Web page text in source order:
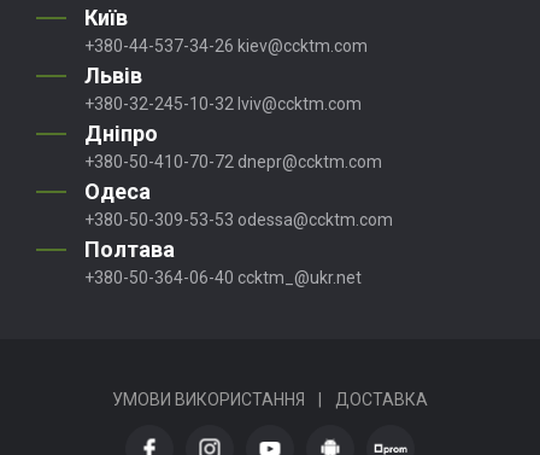
Київ
+380-44-537-34-26 kiev@ccktm.com
Львів
+380-32-245-10-32 lviv@ccktm.com
Дніпро
+380-50-410-70-72 dnepr@ccktm.com
Одеса
+380-50-309-53-53 odessa@ccktm.com
Полтава
+380-50-364-06-40 ccktm_@ukr.net
УМОВИ ВИКОРИСТАННЯ ДОСТАВКА